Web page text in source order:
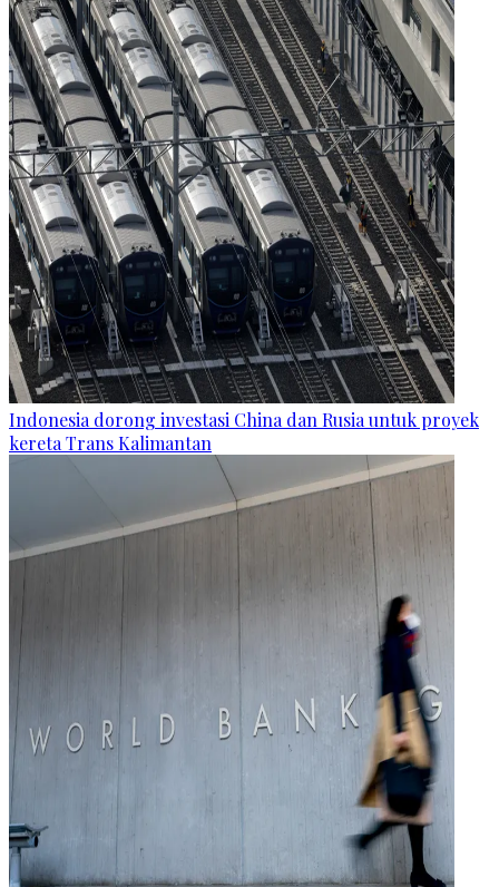
Indonesia dorong investasi China dan Rusia untuk proyek
kereta Trans Kalimantan